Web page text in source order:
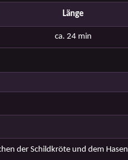
Länge
ca. 24 min
der Schildkröte und dem Hasen